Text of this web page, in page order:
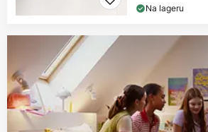
Na lageru